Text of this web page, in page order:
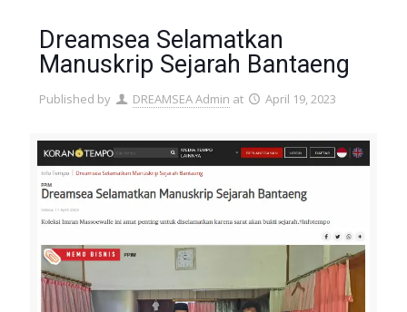
Dreamsea Selamatkan
Manuskrip Sejarah Bantaeng
Published by DREAMSEA Admin at April 19, 2023